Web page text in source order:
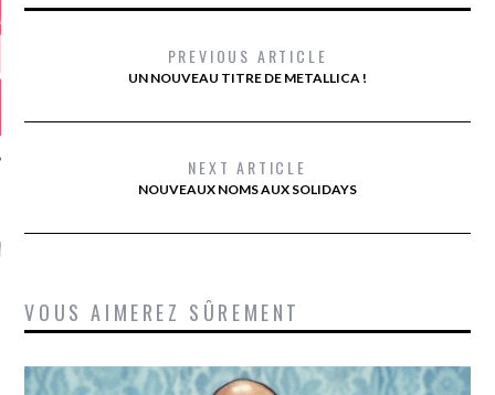
ANNIVERSAIRE
PREVIOUS ARTICLE
UN NOUVEAU TITRE DE METALLICA !
NEXT ARTICLE
NOUVEAUX NOMS AUX SOLIDAYS
VOUS AIMEREZ SÛREMENT